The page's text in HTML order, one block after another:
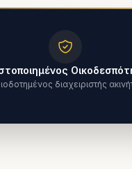
διαχειριστής